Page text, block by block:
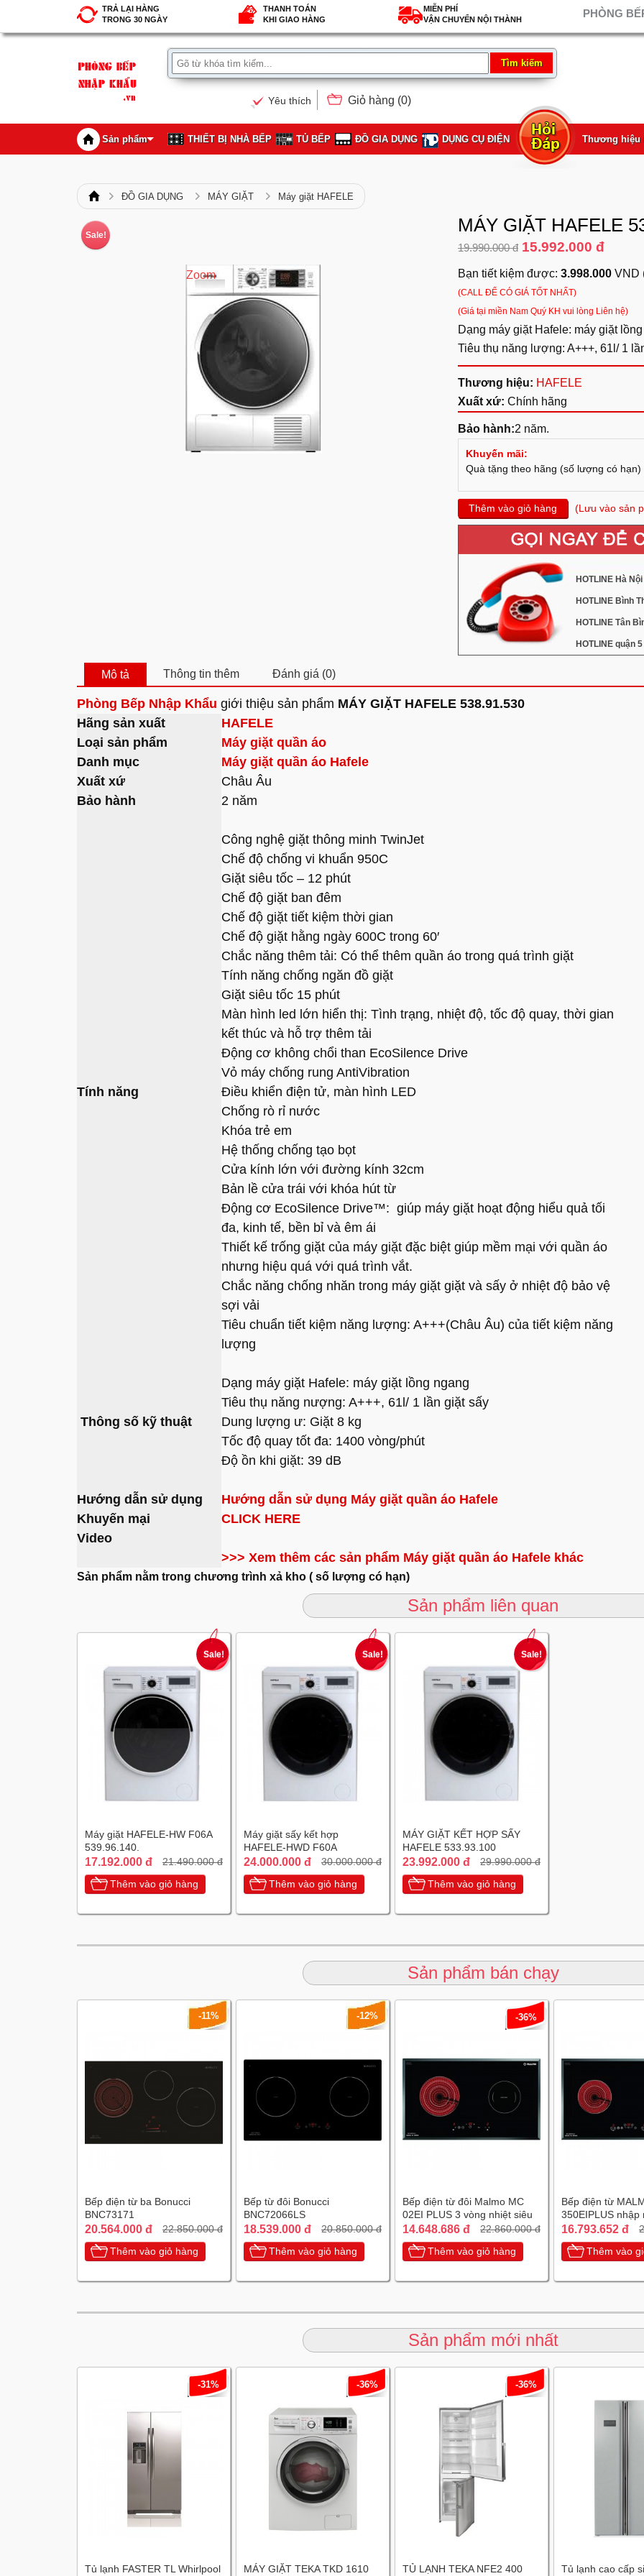
TRẢ LẠI HÀNG
TRONG 30 NGÀY
THANH TOÁN
KHI GIAO HÀNG
MIỄN PHÍ
VẬN CHUYỂN NỘI THÀNH
PHÒNG
Giỏ hàng (0)
Yêu thích
Sản phẩm THIẾT BỊ NHÀ BẾP TỦ BẾP ĐỒ GIA DỤNG DỤNG CỤ ĐIỆN Thương hiệu
ĐỒ GIA DỤNG MÁY GIẶT Máy giặt HAFELE
Sale!
Zoom
MÁY GIẶT HAFELE
19.990.000 đ 15.992.000 đ
Bạn tiết kiệm được: 3.998.000 VND
(CALL ĐỂ CÓ GIÁ TỐT NHẤT)
(Giá tại miền Nam Quý KH vui lòng Liên hệ)
Dạng máy giặt Hafele: máy giặt
Tiêu thụ năng lượng: A+++, 61l/ 1
Thương hiệu: HAFELE
Xuất xứ: Chính hãng
Bảo hành:2 năm.
Khuyến mãi:
Quà tặng theo hãng (số lượng có hạn)
Thêm vào giỏ hàng (Lưu vào sản
HOTLINE Hà Nội
HOTLINE Bình
HOTLINE Tân
HOTLINE quận 5
Mô tả Thông tin thêm Đánh giá (0)
Phòng Bếp Nhập Khẩu giới thiệu sản phẩm MÁY GIẶT HAFELE 538.91.530
Hãng sản xuất
HAFELE
Loại sản phẩm
Máy giặt quần áo
Danh mục
Máy giặt quần áo Hafele
Xuất xứ
Châu Âu
Bảo hành
2 năm
Tính năng
Công nghệ giặt thông minh TwinJet
Chế độ chống vi khuẩn 950C
Giặt siêu tốc – 12 phút
Chế độ giặt ban đêm
Chế độ giặt tiết kiệm thời gian
Chế độ giặt hằng ngày 600C trong 60′
Chắc năng thêm tải: Có thể thêm quần áo trong quá trình giặt
Tính năng chống ngăn đồ giặt
Giặt siêu tốc 15 phút
Màn hình led lớn hiển thị: Tình trạng, nhiệt độ, tốc độ quay, thời gian
kết thúc và hỗ trợ thêm tải
Động cơ không chổi than EcoSilence Drive
Vỏ máy chống rung AntiVibration
Điều khiển điện tử, màn hình LED
Chống rò rỉ nước
Khóa trẻ em
Hệ thống chống tạo bọt
Cửa kính lớn với đường kính 32cm
Bản lề cửa trái với khóa hút từ
Động cơ EcoSilence Drive™: giúp máy giặt hoạt động hiểu quả tối
đa, kinh tế, bền bỉ và êm ái
Thiết kế trống giặt của máy giặt đặc biệt giúp mềm mại với quần áo
nhưng hiệu quá với quá trình vắt.
Chắc năng chống nhăn trong máy giặt giặt và sấy ở nhiệt độ bảo vệ
sợi vải
Tiêu chuẩn tiết kiệm năng lượng: A+++(Châu Âu) của tiết kiệm năng
lượng
Thông số kỹ thuật
Dạng máy giặt Hafele: máy giặt lồng ngang
Tiêu thụ năng nượng: A+++, 61l/ 1 lần giặt sấy
Dung lượng ư: Giặt 8 kg
Tốc độ quay tốt đa: 1400 vòng/phút
Độ ồn khi giặt: 39 dB
Hướng dẫn sử dụng
Hướng dẫn sử dụng Máy giặt quần áo Hafele
Khuyến mại
CLICK HERE
Video
>>> Xem thêm các sản phẩm Máy giặt quần áo Hafele khác
Sản phẩm nằm trong chương trình xả kho ( số lượng có hạn)
Sản phẩm liên quan
Sale!
Máy giặt HAFELE-HW F06A
539.96.140.
17.192.000 đ 21.490.000 đ
Thêm vào giỏ hàng
Sale!
Máy giặt sấy kết hợp
HAFELE-HWD F60A
533.91.100
24.000.000 đ 30.000.000 đ
Thêm vào giỏ hàng
Sale!
MÁY GIẶT KẾT HỢP SẤY
HAFELE 533.93.100
23.992.000 đ 29.990.000 đ
Thêm vào giỏ hàng
Sản phẩm bán chạy
-11%
Bếp điện từ ba Bonucci
BNC73171
20.564.000 đ 22.850.000 đ
Thêm vào giỏ hàng
-12%
Bếp từ đôi Bonucci
BNC72066LS
18.539.000 đ 20.850.000 đ
Thêm vào giỏ hàng
-36%
Bếp điện từ đôi Malmo MC
02EI PLUS 3 vòng nhiệt siêu
tiết kiệm điện
14.648.686 đ 22.860.000 đ
Thêm vào giỏ hàng
Bếp điện từ
350EIPLUS nhập
chiếc Tây Ban
16.793.652 đ
Thêm vào
Sản phẩm mới nhất
-31%
Tủ lạnh FASTER TL Whirlpool
-36%
MÁY GIẶT TEKA TKD 1610
-36%
TỦ LẠNH TEKA NFE2 400 Tủ lạnh cao cấp